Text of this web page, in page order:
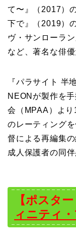
て〜』（2017）
下で』（2019）
ヴ・サンローラ
など、著名な俳
『パラサイト 半
NEONが製作を
会（MPAA）よ
のレーティング
督による再編集
成人保護者の同
【ポスタ
ィニティ